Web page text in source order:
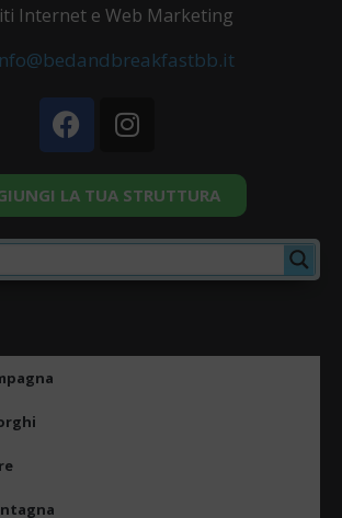
Internet e Web Marketing
LA TUA STRUTTURA